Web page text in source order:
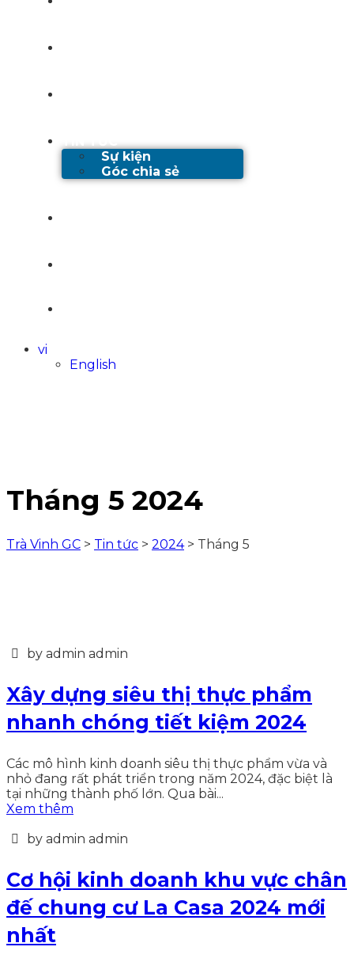
Sự kiện
Góc chia sẻ
vi
English
Tháng 5 2024
Trà Vinh GC > Tin tức > 2024> Tháng 5
by admin admin
Xây dựng siêu thị thực phẩm
nhanh chóng tiết kiệm 2024
Các mô hình kinh doanh siêu thị thực phẩm vừa và
nhỏ đang rất phát triển trong năm 2024, đặc biệt là
tại những thành phố lớn. Qua bài...
Xem thêm
by admin admin
Cơ hội kinh doanh khu vực chân
đế chung cư La Casa 2024 mới
nhất